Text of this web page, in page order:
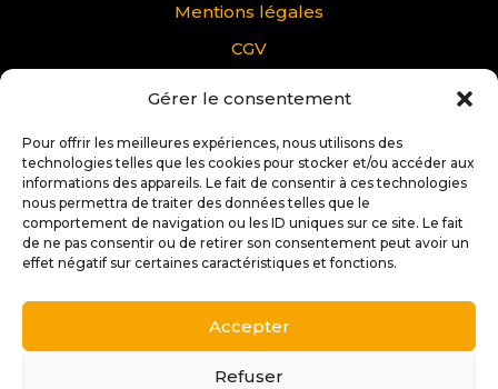
Gérer le consentement
Pour offrir les meilleures expériences, nous utilisons des
technologies telles que les cookies pour stocker et/ou accéder aux
informations des appareils. Le fait de consentir à ces technologies
nous permettra de traiter des données telles que le
comportement de navigation ou les ID uniques sur ce site. Le fait
de ne pas consentir ou de retirer son consentement peut avoir un
effet négatif sur certaines caractéristiques et fonctions.
Accepter
Refuser
Mentions légales
CGV
Pour tous renseignements supplémentaire sur
Docteur IT Ibos:
Contactez nous
Conception et réalisation: